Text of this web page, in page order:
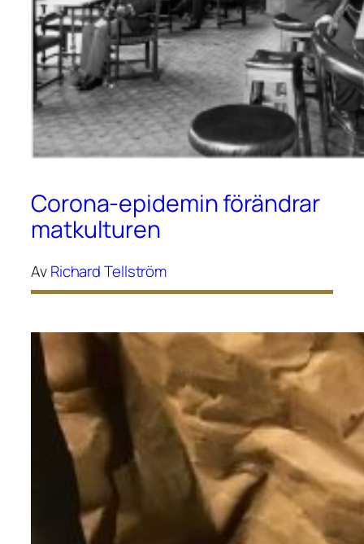
Corona-epidemin förändrar
matkulturen
AvRichard Tellström